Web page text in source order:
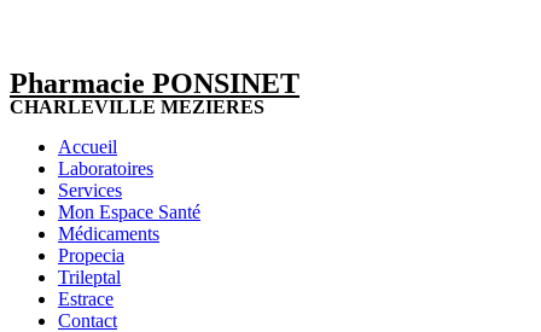
Pharmacie PONSINET
CHARLEVILLE MEZIERES
Accueil
Laboratoires
Services
Mon Espace Santé
Médicaments
Propecia
Trileptal
Estrace
Contact